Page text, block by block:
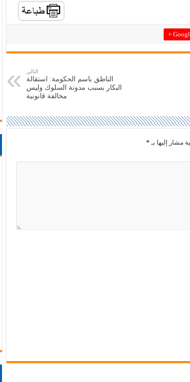
Google
التالي
الناطق باسم الحكومة: استقالة
البكار بسبب مدونة السلوك وليس
مخالفة قانونية
مشار إليها بـ *